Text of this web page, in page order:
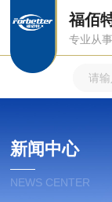
福佰
专业从
新闻中心
NEWS CENTER